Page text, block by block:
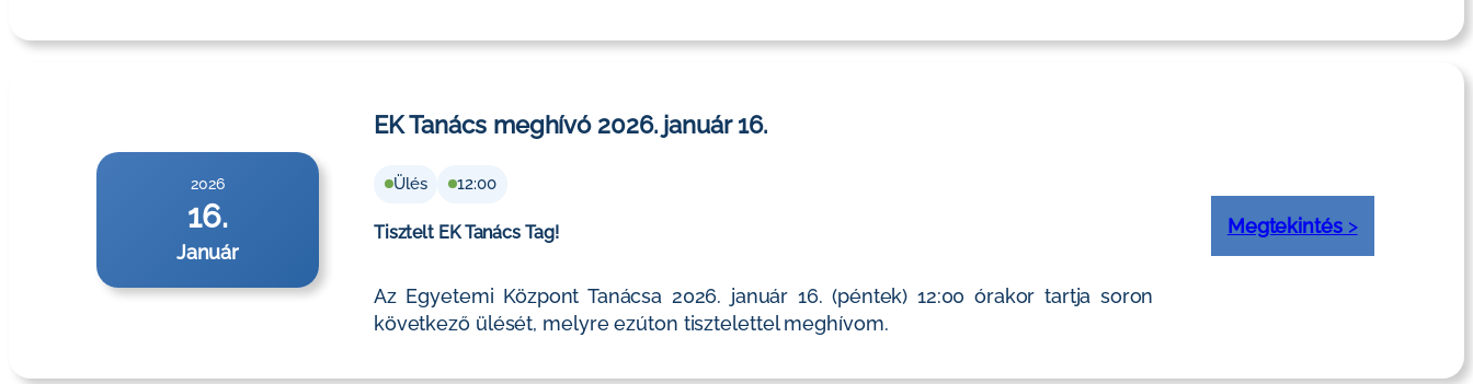
2026
16.
Január
EK Tanács meghívó 2026. január 16.
Ülés 12:00
Tisztelt EK Tanács Tag!
Az Egyetemi Központ Tanácsa 2026. január 16. (péntek) 12:00 órakor tartja soron
következő ülését, melyre ezúton tisztelettel meghívom.
Megtekintés>